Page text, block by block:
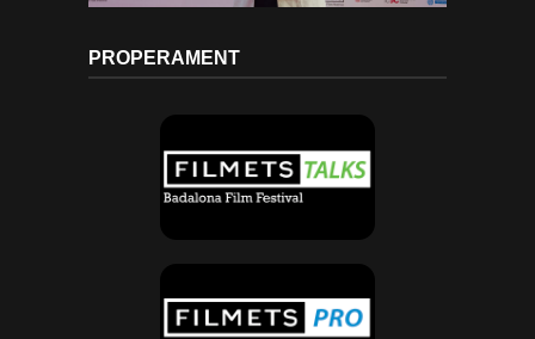
PROPERAMENT